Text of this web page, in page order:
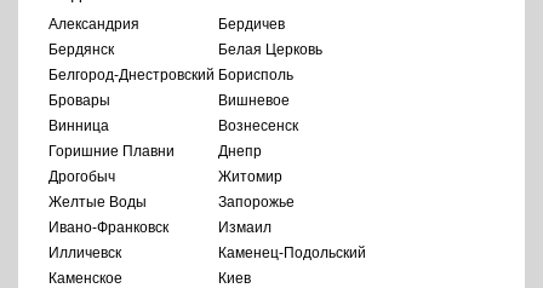
Александрия
Бердичев
Бердянск
Белая Церковь
Белгород-Днестровский Борисполь
Бровары
Вишневое
Винница
Вознесенск
Горишние Плавни
Днепр
Дрогобыч
Житомир
Желтые Воды
Запорожье
Ивано-Франковск
Измаил
Илличевск
Каменец-Подольский
Каменское
Киев